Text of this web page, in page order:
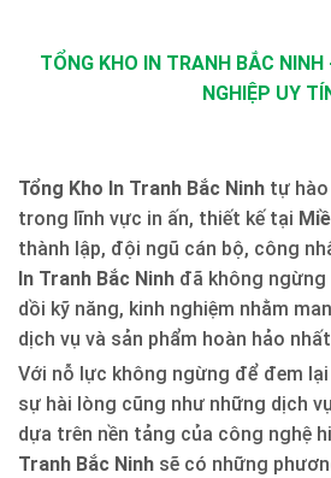
TỔNG KHO IN TRANH BẮC
NGHIỆP UY
Tổng Kho In Tranh Bắc Ninh tự
trong lĩnh vực in ấn, thiết kế tại
thành lập, đội ngũ cán bộ, công
In Tranh Bắc Ninh đã không
dồi kỹ năng, kinh nghiệm nhằm
dịch vụ và sản phẩm hoàn hảo
Với nỗ lực không ngừng để đem
sự hài lòng cũng như những dịch
dựa trên nền tảng của công nghệ
Tranh Bắc Ninh sẽ có những